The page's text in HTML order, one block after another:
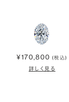
¥170,800 (税込)
詳しく見る